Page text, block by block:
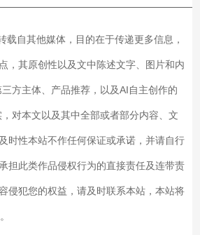
载自其他媒体，目的在于传递更多信息，
，其原创性以及文中陈述文字、图片和内
方主体、产品推荐，以及AI自主创作的
对本文以及其中全部或者部分内容、文
时性本站不作任何保证或承诺，并请自行
担此类作品侵权行为的直接责任及连带责
侵犯您的权益，请及时联系本站，本站将